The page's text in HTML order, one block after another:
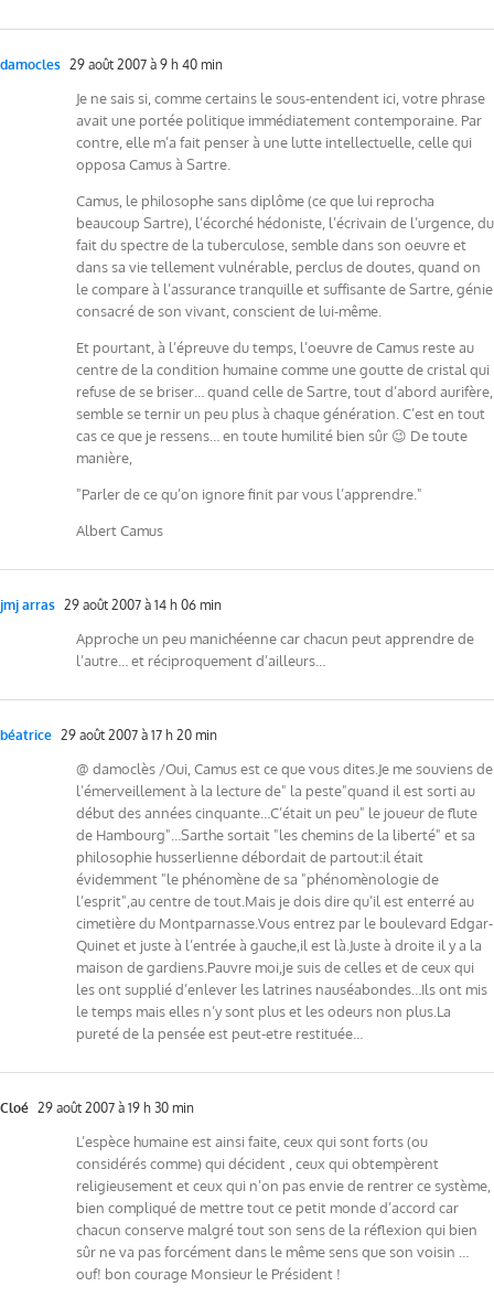
damocles 29 août 2007 à 9 h 40 min
Je ne sais si, comme certains le sous-entendent ici, votre phrase
avait une portée politique immédiatement contemporaine. Par
contre, elle m’a fait penser à une lutte intellectuelle, celle qui
opposa Camus à Sartre.
Camus, le philosophe sans diplôme (ce que lui reprocha
beaucoup Sartre), l’écorché hédoniste, l’écrivain de l’urgence, du
fait du spectre de la tuberculose, semble dans son oeuvre et
dans sa vie tellement vulnérable, perclus de doutes, quand on
le compare à l’assurance tranquille et suffisante de Sartre, génie
consacré de son vivant, conscient de lui-même.
Et pourtant, à l’épreuve du temps, l’oeuvre de Camus reste au
centre de la condition humaine comme une goutte de cristal qui
refuse de se briser… quand celle de Sartre, tout d’abord aurifère,
semble se ternir un peu plus à chaque génération. C’est en tout
cas ce que je ressens… en toute humilité bien sûr 😉 De toute
manière,
"Parler de ce qu’on ignore finit par vous l’apprendre."
Albert Camus
jmj arras 29 août 2007 à 14 h 06 min
Approche un peu manichéenne car chacun peut apprendre de
l’autre… et réciproquement d’ailleurs…
béatrice 29 août 2007 à 17 h 20 min
@ damoclès /Oui, Camus est ce que vous dites.Je me souviens de
l’émerveillement à la lecture de" la peste"quand il est sorti au
début des années cinquante…C’était un peu" le joueur de flute
de Hambourg"…Sarthe sortait "les chemins de la liberté" et sa
philosophie husserlienne débordait de partout:il était
évidemment "le phénomène de sa "phénomènologie de
l’esprit",au centre de tout.Mais je dois dire qu’il est enterré au
cimetière du Montparnasse.Vous entrez par le boulevard Edgar-
Quinet et juste à l’entrée à gauche,il est là.Juste à droite il y a la
maison de gardiens.Pauvre moi,je suis de celles et de ceux qui
les ont supplié d’enlever les latrines nauséabondes…Ils ont mis
le temps mais elles n’y sont plus et les odeurs non plus.La
pureté de la pensée est peut-etre restituée…
Cloé 29 août 2007 à 19 h 30 min
L’espèce humaine est ainsi faite, ceux qui sont forts (ou
considérés comme) qui décident , ceux qui obtempèrent
religieusement et ceux qui n’on pas envie de rentrer ce système,
bien compliqué de mettre tout ce petit monde d’accord car
chacun conserve malgré tout son sens de la réflexion qui bien
sûr ne va pas forcément dans le même sens que son voisin …
ouf! bon courage Monsieur le Président !